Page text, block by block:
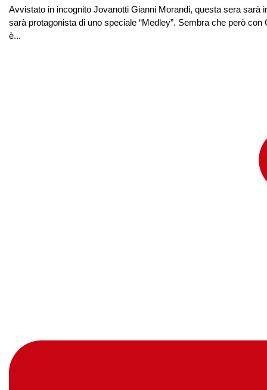
Avvistato in incognito Jovanotti Gianni Morandi, questa sera
sarà protagonista di uno speciale “Medley”. Sembra che però
è...